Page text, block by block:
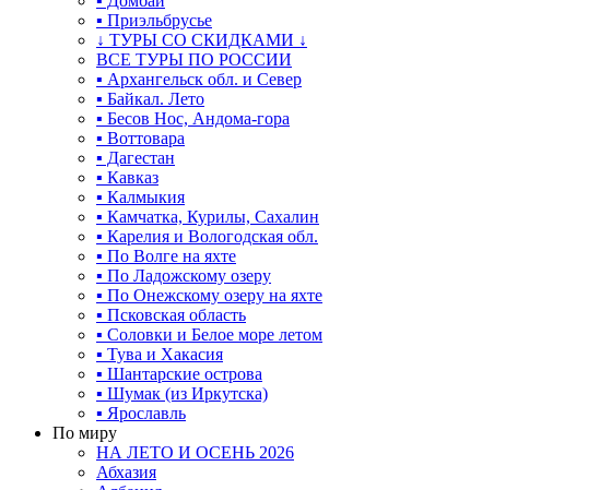
▪ Приэльбрусье
↓ ТУРЫ СО СКИДКАМИ ↓
ВСЕ ТУРЫ ПО РОССИИ
▪ Архангельск обл. и Север
▪ Байкал. Лето
▪ Бесов Нос, Андома-гора
▪ Воттовара
▪ Дагестан
▪ Кавказ
▪ Калмыкия
▪ Камчатка, Курилы, Сахалин
▪ Карелия и Вологодская обл.
▪ По Волге на яхте
▪ По Ладожскому озеру
▪ По Онежскому озеру на яхте
▪ Псковская область
▪ Соловки и Белое море летом
▪ Тува и Хакасия
▪ Шантарские острова
▪ Шумак (из Иркутска)
▪ Ярославль
По миру
НА ЛЕТО И ОСЕНЬ 2026
Абхазия